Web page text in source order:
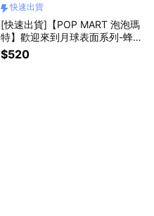
快速出貨
[快速出貨]【POP MART 泡泡瑪
特】歡迎來到月球表面系列-蜂蜜
毛絨掛件(含運費) 星星人
$520